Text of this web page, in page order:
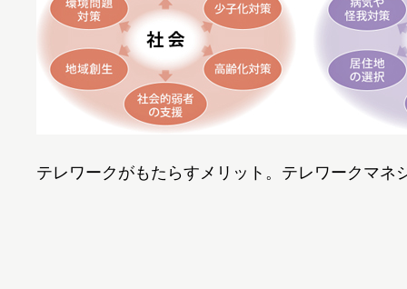
テレワークがもたらすメリット。テレワークマネ